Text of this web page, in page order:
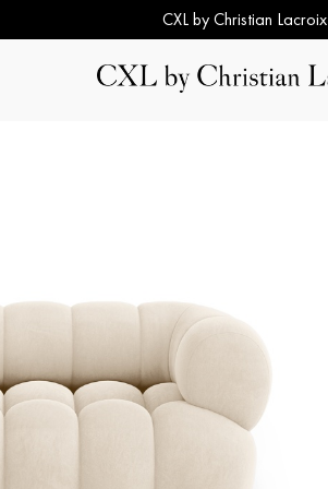
CXL by Christian Lacroix